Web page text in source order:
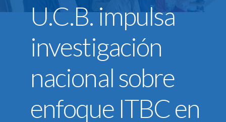
Grado
Post Grado
Investigación
Departamento de Pastoral
U.C.B. Internacional
Reglamentos
U.C.B. impulsa
investigación
nacional sobre
enfoque ITBC en